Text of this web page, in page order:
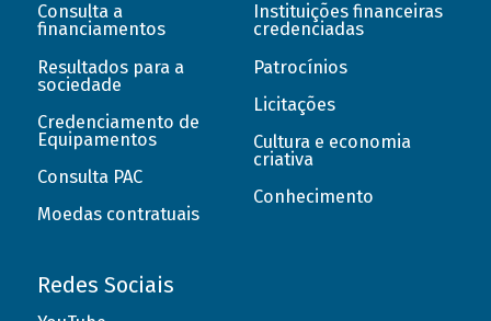
Consulta a
financiamentos
Resultados para a
sociedade
Credenciamento de
Equipamentos
Consulta PAC
Moedas contratuais
Instituições financeiras
credenciadas
Patrocínios
Licitações
Cultura e economia
criativa
Conhecimento
Redes Sociais